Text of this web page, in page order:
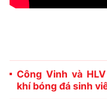
Công Vinh và
khí bóng đá sinh